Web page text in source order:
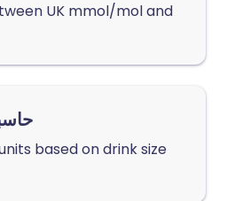
UK mmol/mol and
based on drink size